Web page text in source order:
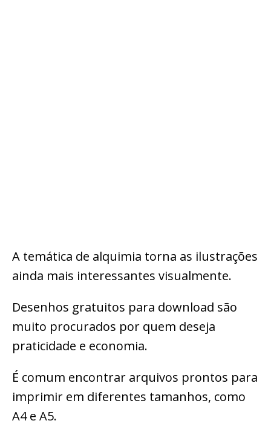
A temática de alquimia torna as ilustrações
ainda mais interessantes visualmente.
Desenhos gratuitos para download são
muito procurados por quem deseja
praticidade e economia.
É comum encontrar arquivos prontos para
imprimir em diferentes tamanhos, como
A4 e A5.